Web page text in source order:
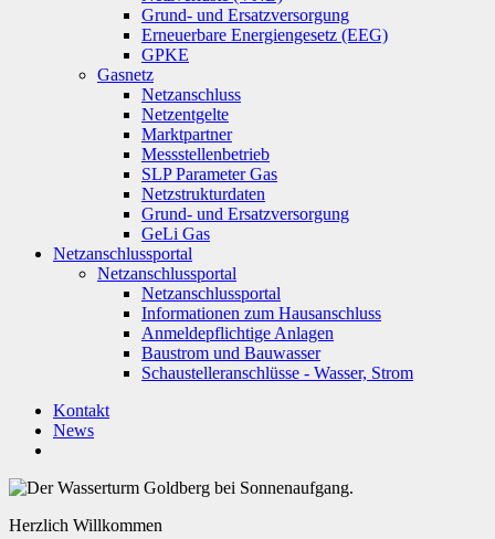
Grund- und Ersatzversorgung
Erneuerbare Energiengesetz (EEG)
GPKE
Gasnetz
Netzanschluss
Netzentgelte
Marktpartner
Messstellenbetrieb
SLP Parameter Gas
Netzstrukturdaten
Grund- und Ersatzversorgung
GeLi Gas
Netzanschlussportal
Netzanschlussportal
Netzanschlussportal
Informationen zum Hausanschluss
Anmeldepflichtige Anlagen
Baustrom und Bauwasser
Schaustelleranschlüsse - Wasser, Strom
Kontakt
News
Herzlich Willkommen